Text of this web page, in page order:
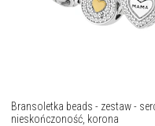
Bransoletka beads - zestaw -
nieskończoność, korona